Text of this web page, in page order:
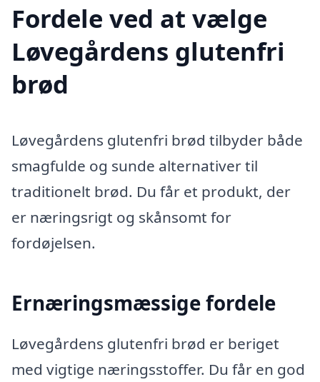
Fordele ved at vælge
Løvegårdens glutenfri
brød
Løvegårdens glutenfri brød tilbyder både
smagfulde og sunde alternativer til
traditionelt brød. Du får et produkt, der
er næringsrigt og skånsomt for
fordøjelsen.
Ernæringsmæssige fordele
Løvegårdens glutenfri brød er beriget
med vigtige næringsstoffer. Du får en god